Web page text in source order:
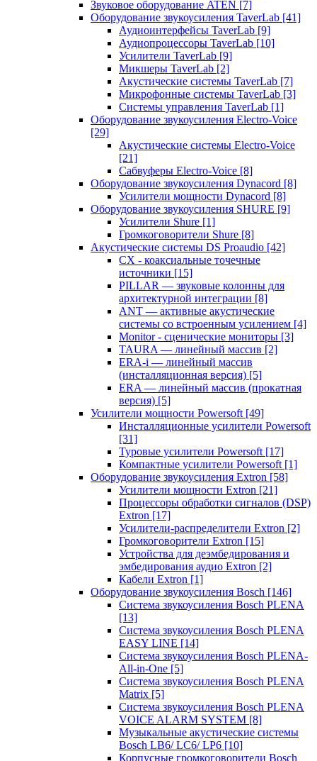
Звуковое оборудование ATEN [7]
Оборудование звукоусиления TaverLab [41]
Аудиоинтерфейсы TaverLab [9]
Аудиопроцессоры TaverLab [10]
Усилители TaverLab [9]
Микшеры TaverLab [2]
Акустические системы TaverLab [7]
Микрофонные системы TaverLab [3]
Системы управления TaverLab [1]
Оборудование звукоусиления Electro-Voice
[29]
Акустические системы Electro-Voice
[21]
Сабвуферы Electro-Voice [8]
Оборудование звукоусиления Dynacord [8]
Усилители мощности Dynacord [8]
Оборудование звукоусиления SHURE [9]
Усилители Shure [1]
Громкоговорители Shure [8]
Акустические системы DS Proaudio [42]
CX - коаксиальные точечные
источники [15]
PILLAR — звуковые колонны для
архитектурной интеграции [8]
ANT — активные акустические
системы со встроенным усилением [4]
Monitor - сценические мониторы [3]
TAURA — линейный массив [2]
ERA-i — линейный массив
(инсталляционная версия) [5]
ERA — линейный массив (прокатная
версия) [5]
Усилители мощности Powersoft [49]
Инсталляционные усилители Powersoft
[31]
Туровые усилители Powersoft [17]
Компактные усилители Powersoft [1]
Оборудование звукоусиления Extron [58]
Усилители мощности Extron [21]
Процессоры обработки сигналов (DSP)
Extron [17]
Усилители-распределители Extron [2]
Громкоговорители Extron [15]
Устройства для деэмбедирования и
эмбедирования аудио Extron [2]
Кабели Extron [1]
Оборудование звукоусиления Bosch [146]
Система звукоусиления Bosch PLENA
[13]
Система звукоусиления Bosch PLENA
EASY LINE [14]
Система звукоусиления Bosch PLENA-
All-in-One [5]
Система звукоусиления Bosch PLENA
Matrix [5]
Система звукоусиления Bosch PLENA
VOICE ALARM SYSTEM [8]
Музыкальные акустические системы
Bosch LB6/ LC6/ LP6 [10]
Корпусные громкоговорители Bosch